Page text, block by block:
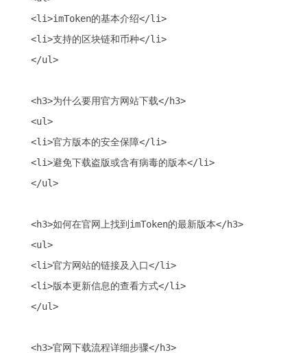
<li>imToken的基本介绍</li>
<li>支持的区块链和币种</li>
</ul>
<h3>为什么要用官方网站下载</h3>
<ul>
<li>官方版本的安全保障</li>
<li>避免下载盗版或含有病毒的版本</li>
</ul>
<h3>如何在官网上找到imToken的最新版本</h3>
<ul>
<li>官方网站的链接及入口</li>
<li>版本更新信息的查看方式</li>
</ul>
<h3>官网下载流程详细步骤</h3>